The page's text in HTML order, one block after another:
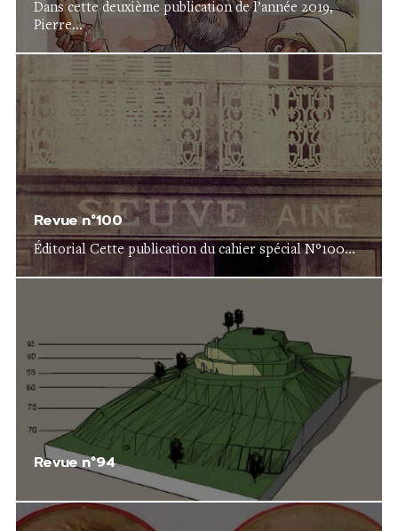
Dans cette deuxième publication de l’année 2019,
Pierre...
Revue n°100
Éditorial Cette publication du cahier spécial N°100...
Revue n°94